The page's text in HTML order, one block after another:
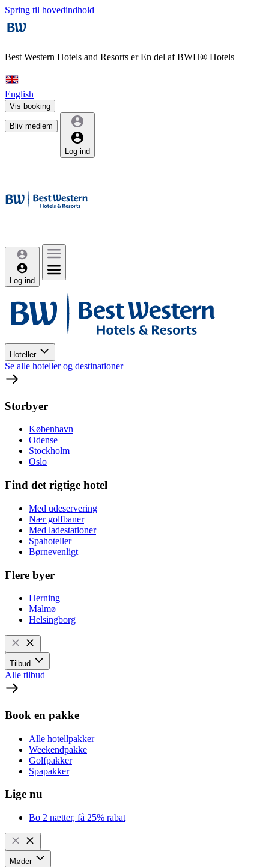
Spring til hovedindhold
Best Western Hotels and Resorts erEn del af BWH® Hotels
English
Vis booking
Bliv medlem
Log ind
Log ind
Hoteller
Se alle hoteller og destinationer
Storbyer
København
Odense
Stockholm
Oslo
Find det rigtige hotel
Med udeservering
Nær golfbaner
Med ladestationer
Spahoteller
Børnevenligt
Flere byer
Herning
Malmø
Helsingborg
Tilbud
Alle tilbud
Book en pakke
Alle hotellpakker
Weekendpakke
Golfpakker
Spapakker
Lige nu
Bo 2 nætter, få 25% rabat
Møder